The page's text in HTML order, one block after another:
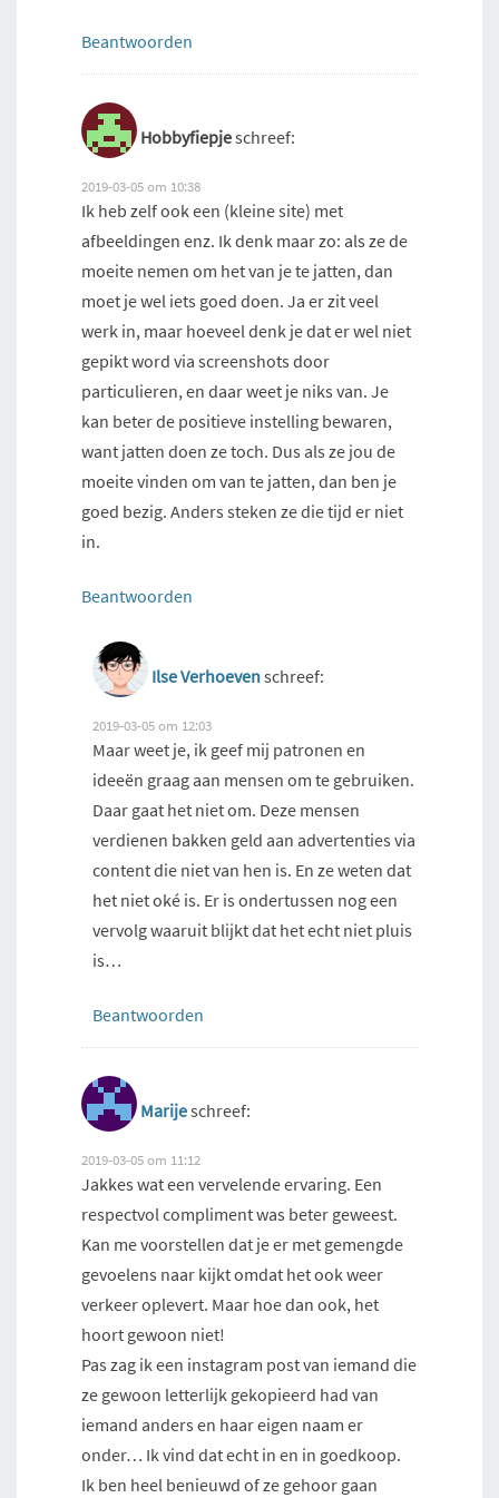
Beantwoorden
Hobbyfiepjeschreef:
2019-03-05 om 10:38
Ik heb zelf ook een (kleine site) met
afbeeldingen enz. Ik denk maar zo: als ze de
moeite nemen om het van je te jatten, dan
moet je wel iets goed doen. Ja er zit veel
werk in, maar hoeveel denk je dat er wel niet
gepikt word via screenshots door
particulieren, en daar weet je niks van. Je
kan beter de positieve instelling bewaren,
want jatten doen ze toch. Dus als ze jou de
moeite vinden om van te jatten, dan ben je
goed bezig. Anders steken ze die tijd er niet
in.
Beantwoorden
Ilse Verhoevenschreef:
2019-03-05 om 12:03
Maar weet je, ik geef mij patronen en
ideeën graag aan mensen om te gebruiken.
Daar gaat het niet om. Deze mensen
verdienen bakken geld aan advertenties via
content die niet van hen is. En ze weten dat
het niet oké is. Er is ondertussen nog een
vervolg waaruit blijkt dat het echt niet pluis
is…
Beantwoorden
Marijeschreef:
2019-03-05 om 11:12
Jakkes wat een vervelende ervaring. Een
respectvol compliment was beter geweest.
Kan me voorstellen dat je er met gemengde
gevoelens naar kijkt omdat het ook weer
verkeer oplevert. Maar hoe dan ook, het
hoort gewoon niet!
Pas zag ik een instagram post van iemand die
ze gewoon letterlijk gekopieerd had van
iemand anders en haar eigen naam er
onder… Ik vind dat echt in en in goedkoop.
Ik ben heel benieuwd of ze gehoor gaan